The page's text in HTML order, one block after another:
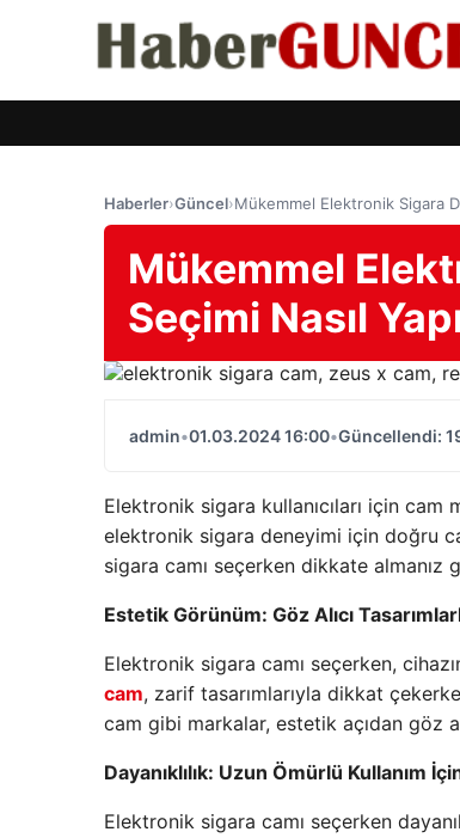
Haberler›Güncel›Mükemmel Elektronik Sigara
Mükemmel
Seçimi Nasıl
admin•01.03.2024 16:00•Güncellendi:
Elektronik sigara kullanıcıları için cam
elektronik sigara deneyimi için doğru
sigara camı seçerken dikkate almanız
Estetik Görünüm: Göz Alıcı
Elektronik sigara camı seçerken,
cam, zarif tasarımlarıyla dikkat
cam gibi markalar, estetik açıdan göz
Dayanıklılık: Uzun Ömürlü Kullanım
Elektronik sigara camı seçerken